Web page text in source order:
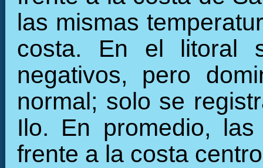
las mismas
costa. En el litoral
negativos, pero
normal; solo se
Ilo. En promedio,
frente a la costa